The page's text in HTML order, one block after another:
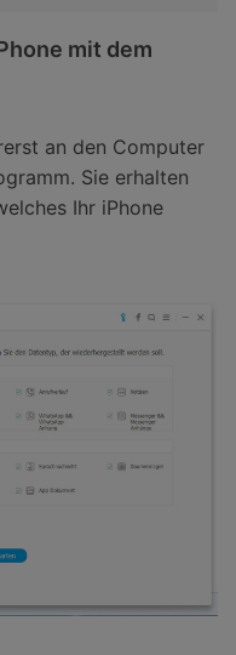
mit dem
an den Computer
Sie erhalten
Ihr iPhone